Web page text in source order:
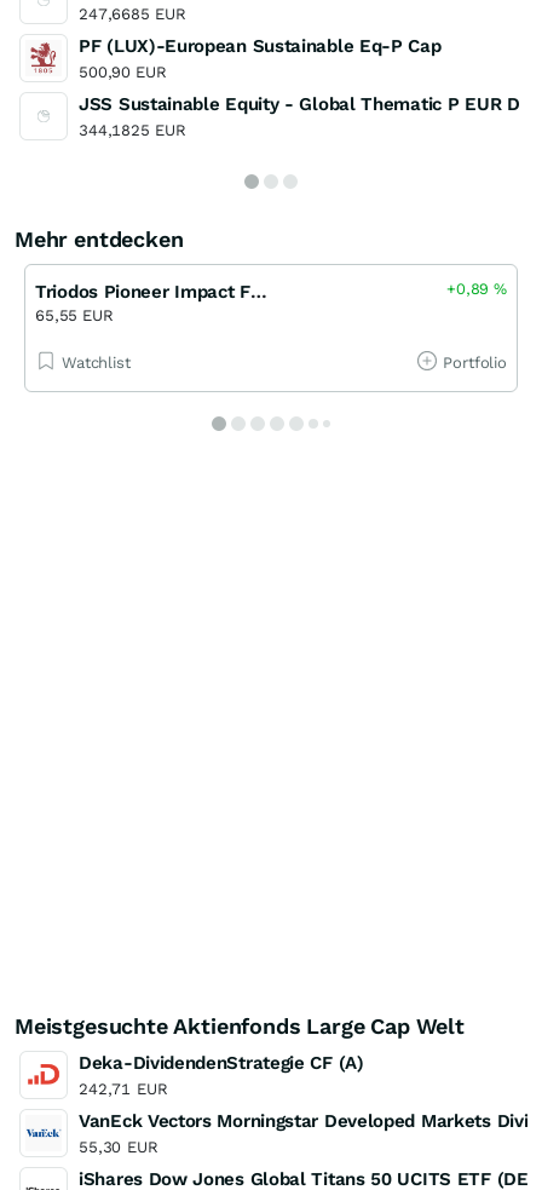
247,6685 EUR
PF (LUX)-European Sustainable Eq-P Cap
500,90 EUR
JSS Sustainable Equity - Global Thematic P EUR D
344,1825 EUR
Mehr entdecken
Triodos Pioneer Impact Fund R-cap
65,55 EUR
+0,89%
Watchlist Portfolio
Meistgesuchte Aktienfonds Large Cap Welt
Deka-DividendenStrategie CF (A)
242,71 EUR
VanEck Vectors Morningstar Developed Markets
55,30 EUR
iShares Dow Jones Global Titans 50 UCITS ETF (DE)